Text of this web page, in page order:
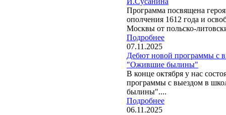
Программа посвящена
ополчения 1612 года и
Москвы от польско-
Подробнее
07.11.2025
Дебют новой программы с
"Ожившие былины"
В конце октября у нас
программы с выездом в
былины"....
Подробнее
06.11.2025